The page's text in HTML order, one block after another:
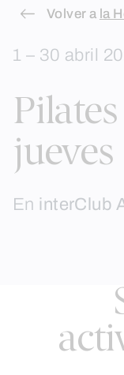
Skip
content
Volver a la
1 – 30 abril
jueves
En interClub